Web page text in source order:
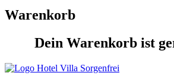
Warenkorb
Dein Warenkorb ist